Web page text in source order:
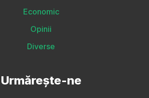
Economic
Opinii
Diverse
Urmărește-ne